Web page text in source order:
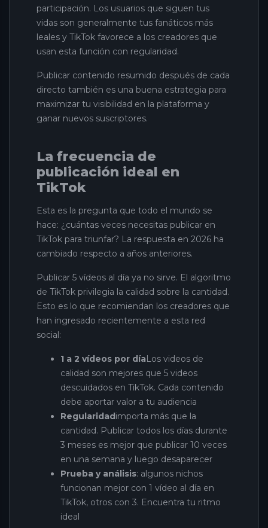
participación. Los usuarios que siguen tus
vidas son generalmente tus fanáticos más
leales y TikTok favorece a los creadores que
usan esta función con regularidad.
Publicar contenido resumido después de cada
directo también es una buena estrategia para
maximizar tu visibilidad en la plataforma y
ganar nuevos suscriptores.
La frecuencia de
publicación ideal en
TikTok
Esta es la pregunta que todo el mundo se
hace: ¿cuántas veces necesitas publicar en
TikTok para triunfar? La respuesta en 2026 ha
cambiado respecto a años anteriores.
Publicar 5 vídeos al día ya no sirve. El algoritmo
de TikTok privilegia la calidad sobre la cantidad.
Esto es lo que recomiendan los creadores que
han ingresado recientemente a esta red
social:
1 a 2 vídeos por díaLos videos de
calidad son mejores que 5 videos
descuidados en TikTok. Cada contenido
debe aportar valor a tu audiencia
Regularidadimporta más que la
cantidad. Publicar todos los días durante
3 meses es mejor que publicar 10 veces
en una semana y luego desaparecer
Prueba y análisis: algunos nichos
funcionan mejor con 1 vídeo al día en
TikTok, otros con 3. Encuentra tu ritmo
ideal